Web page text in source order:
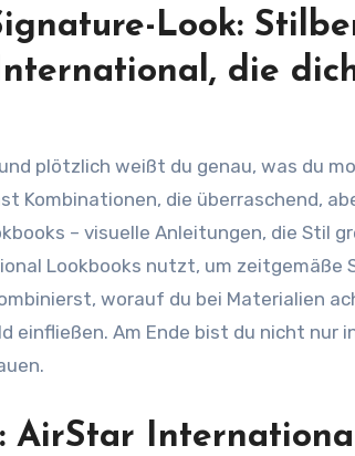
Look:
die
plötzlich weißt du genau, was du
Kombinationen, die überraschend,
– visuelle Anleitungen, die Stil
Lookbooks nutzt, um
worauf du bei Materialien
einfließen. Am Ende bist du nicht nur
AirStar